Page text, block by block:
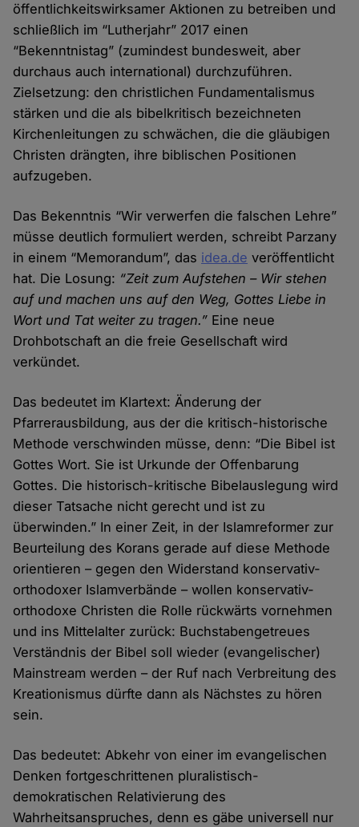
öffentlichkeitswirksamer Aktionen zu betreiben und
schließlich im “Lutherjahr” 2017 einen
“Bekenntnistag” (zumindest bundesweit, aber
durchaus auch international) durchzuführen.
Zielsetzung: den christlichen Fundamentalismus
stärken und die als bibelkritisch bezeichneten
Kirchenleitungen zu schwächen, die die gläubigen
Christen drängten, ihre biblischen Positionen
aufzugeben.
Das Bekenntnis “Wir verwerfen die falschen Lehre”
müsse deutlich formuliert werden, schreibt Parzany
in einem “Memorandum”, das idea.de veröffentlicht
hat. Die Losung: “Zeit zum Aufstehen – Wir stehen
auf und machen uns auf den Weg, Gottes Liebe in
Wort und Tat weiter zu tragen.” Eine neue
Drohbotschaft an die freie Gesellschaft wird
verkündet.
Das bedeutet im Klartext: Änderung der
Pfarrerausbildung, aus der die kritisch-historische
Methode verschwinden müsse, denn: “Die Bibel ist
Gottes Wort. Sie ist Urkunde der Offenbarung
Gottes. Die historisch-kritische Bibelauslegung wird
dieser Tatsache nicht gerecht und ist zu
überwinden.” In einer Zeit, in der Islamreformer zur
Beurteilung des Korans gerade auf diese Methode
orientieren – gegen den Widerstand konservativ-
orthodoxer Islamverbände – wollen konservativ-
orthodoxe Christen die Rolle rückwärts vornehmen
und ins Mittelalter zurück: Buchstabengetreues
Verständnis der Bibel soll wieder (evangelischer)
Mainstream werden – der Ruf nach Verbreitung des
Kreationismus dürfte dann als Nächstes zu hören
sein.
Das bedeutet: Abkehr von einer im evangelischen
Denken fortgeschrittenen pluralistisch-
demokratischen Relativierung des
Wahrheitsanspruches, denn es gäbe universell nur